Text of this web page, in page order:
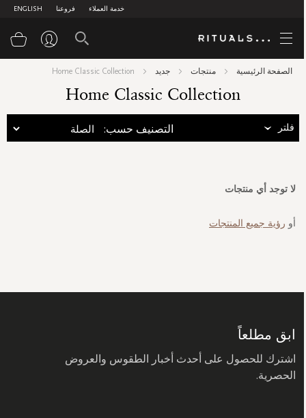
ENGLISH فروعنا خدمة العملاء
الصفحة الرئيسية منتجات جديد Home Classic Collection
Home Classic Collection
فلتر :التصنيف حسب
لا توجد أي منتجات
أو رؤية جميع المنتجات
ابق مطلعاً
اشترك للحصول على أحدث أخبار الطقوس والعروض
الحصرية.